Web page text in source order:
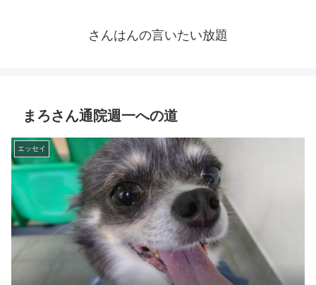
さんはんの言いたい放題
まろさん通院週一への道
エッセイ